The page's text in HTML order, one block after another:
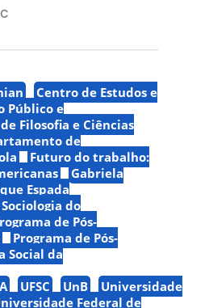
Centro de Estudos e
Público e
Filosofia e Ciências
de
Futuro do trabalho:
Gabriela
Espada
do
de Pós-
Programa de Pós-
Social da
UFSC UnB
Universidade
Federal de